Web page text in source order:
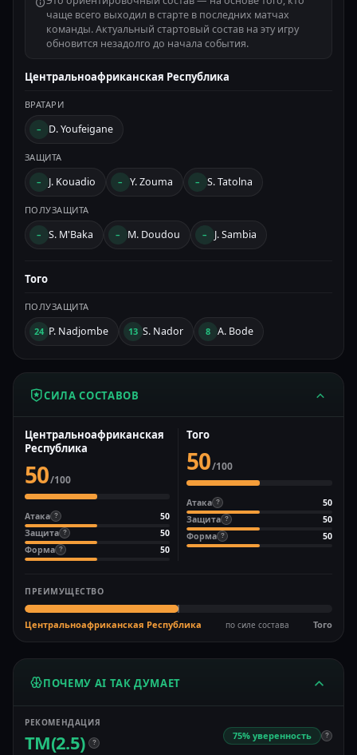
чаще всего выходил в старте в последних матчах
команды. Актуальный стартовый состав на эту игру
обновится незадолго до начала события.
Центральноафриканская Республика
ВРАТАРИ
– D. Youfeigane
ЗАЩИТА
– J. Kouadio – Y. Zouma – S. Tatolna
ПОЛУЗАЩИТА
– S. M'Baka – M. Doudou – J. Sambia
Того
ПОЛУЗАЩИТА
24 P. Nadjombe 13 S. Nador 8 A. Bode
СИЛА СОСТАВОВ
Центральноафриканская
Республика
50/100
Атака ?
50
Защита ?
50
Форма ? 50
Того
50/100
Атака ?
50
Защита ?
50
Форма ? 50
ПРЕИМУЩЕСТВО
Центральноафриканская Республика по силе состава Того
ПОЧЕМУ AI ТАК ДУМАЕТ
РЕКОМЕНДАЦИЯ
ТМ(2.5) ?
75% уверенность ?